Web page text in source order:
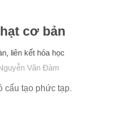
cơ bản
liên kết hóa học
Văn Đàm
cấu tạo phức tạp.